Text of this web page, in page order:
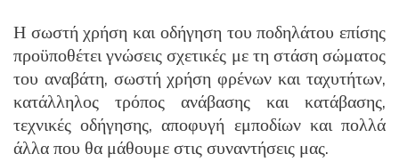
Η σωστή χρήση και οδήγηση του ποδηλάτου επίσης
προϋποθέτει γνώσεις σχετικές με τη στάση σώματος
του αναβάτη, σωστή χρήση φρένων και ταχυτήτων,
κατάλληλος τρόπος ανάβασης και κατάβασης,
τεχνικές οδήγησης, αποφυγή εμποδίων και πολλά
άλλα που θα μάθουμε στις συναντήσεις μας.